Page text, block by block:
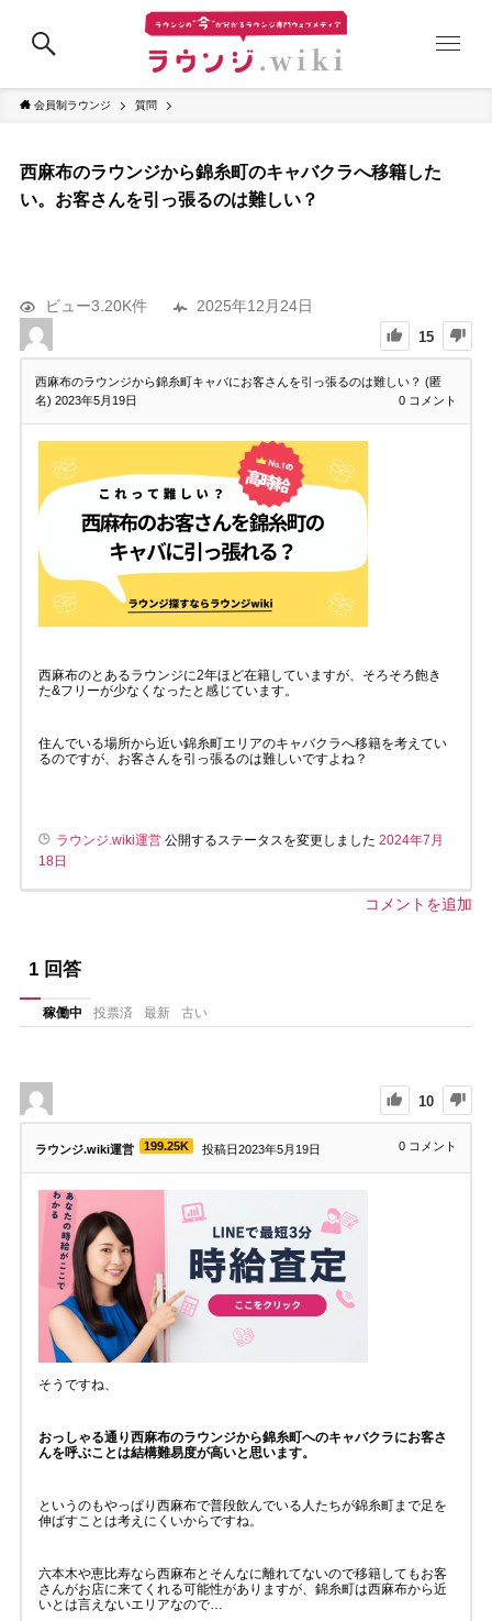
会員制ラウンジ 質問
西麻布のラウンジから錦糸町のキャバクラへ移籍した
い。お客さんを引っ張るのは難しい？
ビュー3.20K件 2025年12月24日
15
西麻布のラウンジから錦糸町キャバにお客さんを引っ張るのは難しい？ (匿
名) 2023年5月19日 0 コメント
西麻布のとあるラウンジに2年ほど在籍していますが、そろそろ飽き
た&フリーが少なくなったと感じています。
住んでいる場所から近い錦糸町エリアのキャバクラへ移籍を考えてい
るのですが、お客さんを引っ張るのは難しいですよね？
ラウンジ.wiki運営公開するステータスを変更しました 2024年7月
18日
コメントを追加
1 回答
稼働中 投票済 最新 古い
10
ラウンジ.wiki運営 199.25K 投稿日2023年5月19日 0 コメント
そうですね、
おっしゃる通り西麻布のラウンジから錦糸町へのキャバクラにお客さ
んを呼ぶことは結構難易度が高いと思います。
というのもやっぱり西麻布で普段飲んでいる人たちが錦糸町まで足を
伸ばすことは考えにくいからですね。
六本木や恵比寿なら西麻布とそんなに離れてないので移籍してもお客
さんがお店に来てくれる可能性がありますが、錦糸町は西麻布から近
いとは言えないエリアなので…